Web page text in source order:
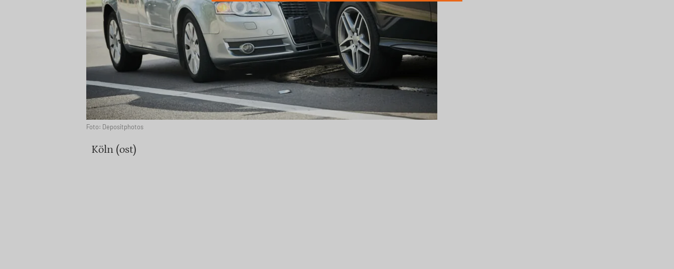
Foto: Depositphotos
Köln (ost)